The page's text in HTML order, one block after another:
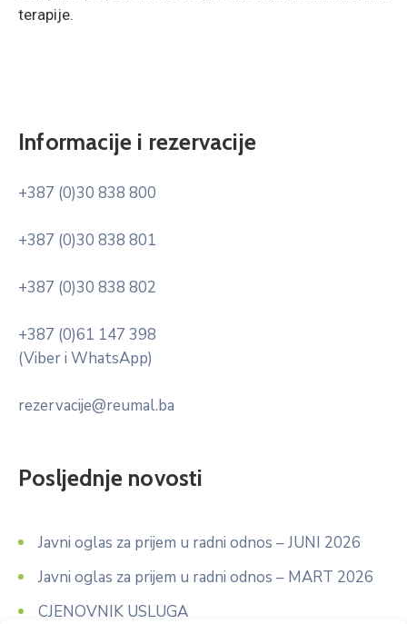
terapije.
Informacije i rezervacije
+387 (0)30 838 800
+387 (0)30 838 801
+387 (0)30 838 802
+387 (0)61 147 398
(Viber i WhatsApp)
rezervacije@reumal.ba
Posljednje novosti
Javni oglas za prijem u radni odnos – JUNI 2026
Javni oglas za prijem u radni odnos – MART 2026
CJENOVNIK USLUGA